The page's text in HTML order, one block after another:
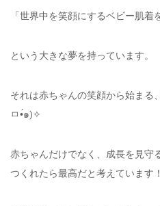
「世界中を笑顔にするベビー肌着
という大きな夢を持っています。
それは赤ちゃんの笑顔から始まる
ㅁ•́๑)✧
赤ちゃんだけでなく、成長を見守
つくれたら最高だと考えています！